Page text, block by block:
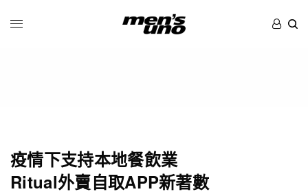
疫情下支持本地餐飲業
Ritual外賣自取APP新著數